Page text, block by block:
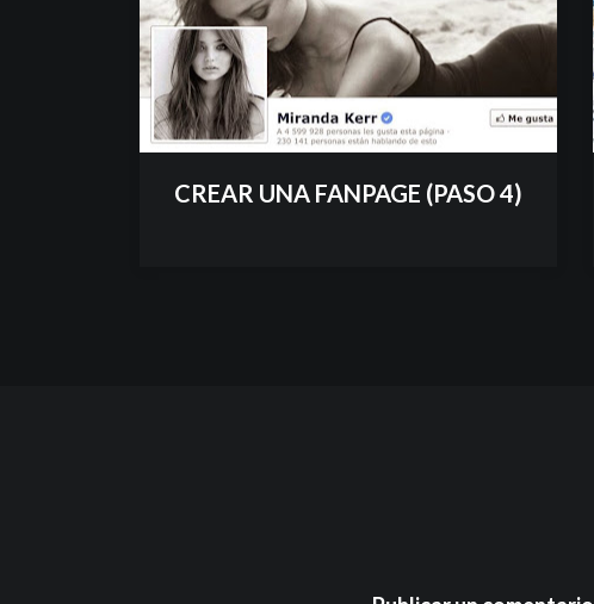
CREAR UNA FANPAGE (PASO 4)